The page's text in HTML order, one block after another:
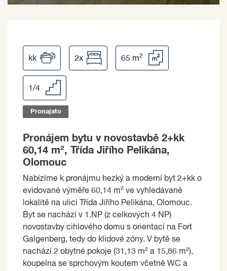
kk 2x 65 m2
1/4
Pronajato
Pronájem bytu v novostavbě 2+kk
60,14 m², Třída Jiřího Pelikána,
Olomouc
Nabízíme k pronájmu hezký a moderní byt 2+kk o
evidované výměře 60,14 m² ve vyhledávané
lokalitě na ulici Třída Jiřího Pelikána, Olomouc.
Byt se nachází v 1.NP (z celkových 4 NP)
novostavby cihlového domu s orientací na Fort
Galgenberg, tedy do klidové zóny. V bytě se
nachází 2 obytné pokoje (31,13 m² a 15,86 m²),
koupelna se sprchovým koutem včetně WC a